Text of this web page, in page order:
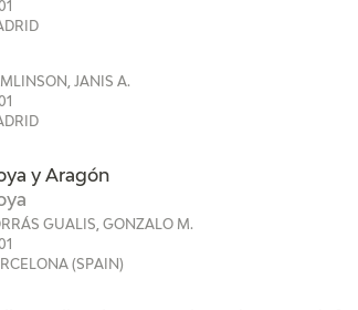
JANIS A.
y Aragón
GUALIS, GONZALO M.
(SPAIN)